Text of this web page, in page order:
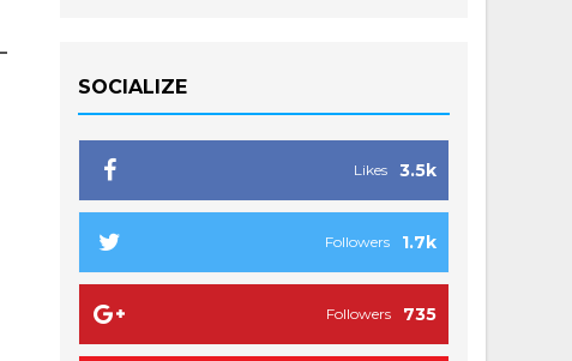
SOCIALIZE
3.5k
Likes
1.7k
Followers
735
Followers